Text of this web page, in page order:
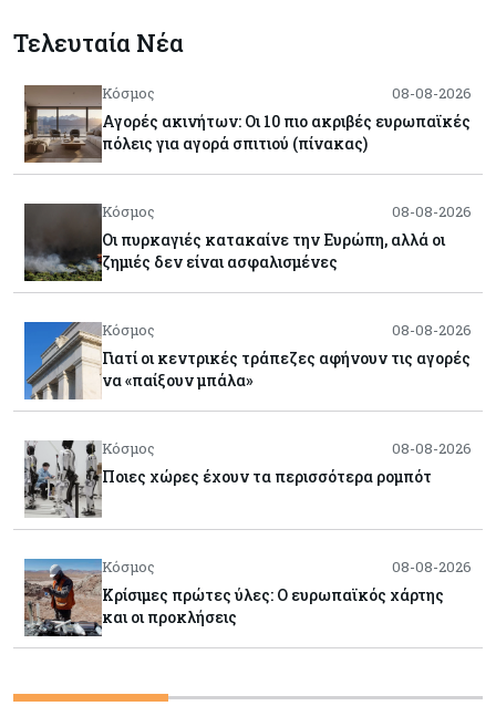
Τελευταία Νέα
Κόσμος 08-08-2026
Αγορές ακινήτων: Οι 10 πιο ακριβές ευρωπαϊκές
πόλεις για αγορά σπιτιού (πίνακας)
Κόσμος 08-08-2026
Οι πυρκαγιές κατακαίνε την Ευρώπη, αλλά οι
ζημιές δεν είναι ασφαλισμένες
Κόσμος 08-08-2026
Γιατί οι κεντρικές τράπεζες αφήνουν τις αγορές
να «παίξουν μπάλα»
Κόσμος 08-08-2026
Ποιες χώρες έχουν τα περισσότερα ρομπότ
Κόσμος 08-08-2026
Κρίσιμες πρώτες ύλες: Ο ευρωπαϊκός χάρτης
και οι προκλήσεις